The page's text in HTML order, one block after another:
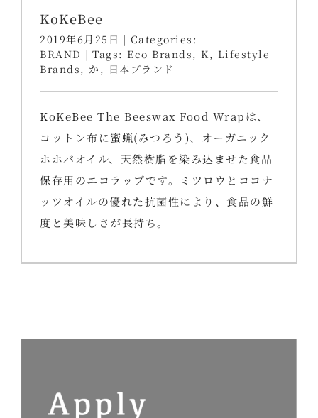
KoKeBee
2019年6月25日 | Categories:
BRAND | Tags: Eco Brands , K , Lifestyle
Brands , か , 日本ブランド
KoKeBee The Beeswax Food Wrapは、
コットン布に蜜蝋(みつろう)、オーガニック
ホホバオイル、天然樹脂を染み込ませた食品
保存用のエコラップです。ミツロウとココナ
ッツオイルの優れた抗菌性により、食品の鮮
度と美味しさが長持ち。